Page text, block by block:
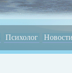
Психолог